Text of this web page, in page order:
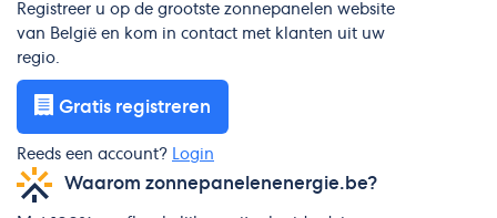
Registreer u op de grootste zonnepanelen website
van België en kom in contact met klanten uit uw
regio.
Gratis registreren
Reeds een account? Login
Waarom zonnepanelenenergie.be?